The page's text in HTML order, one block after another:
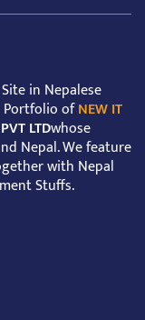
in Nepalese
Portfolio ofNEW IT
LTDwhose
Nepal. We feature
with Nepal
Stuffs.